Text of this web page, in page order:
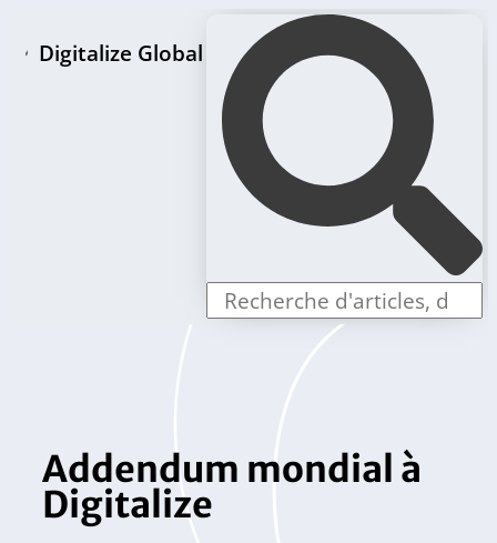
Digitalize Global
Addendum mondial à
Digitalize